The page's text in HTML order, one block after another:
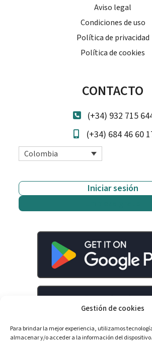
Gestión de cookies
Para brindar la mejor experiencia, utilizamos
almacenar y/o acceder a la información del
Aviso legal
Condiciones de uso
Política de privacidad
Política de cookies
CONTACTO
(+34) 932 715
(+34) 684 46 60
Colombia
Iniciar sesión